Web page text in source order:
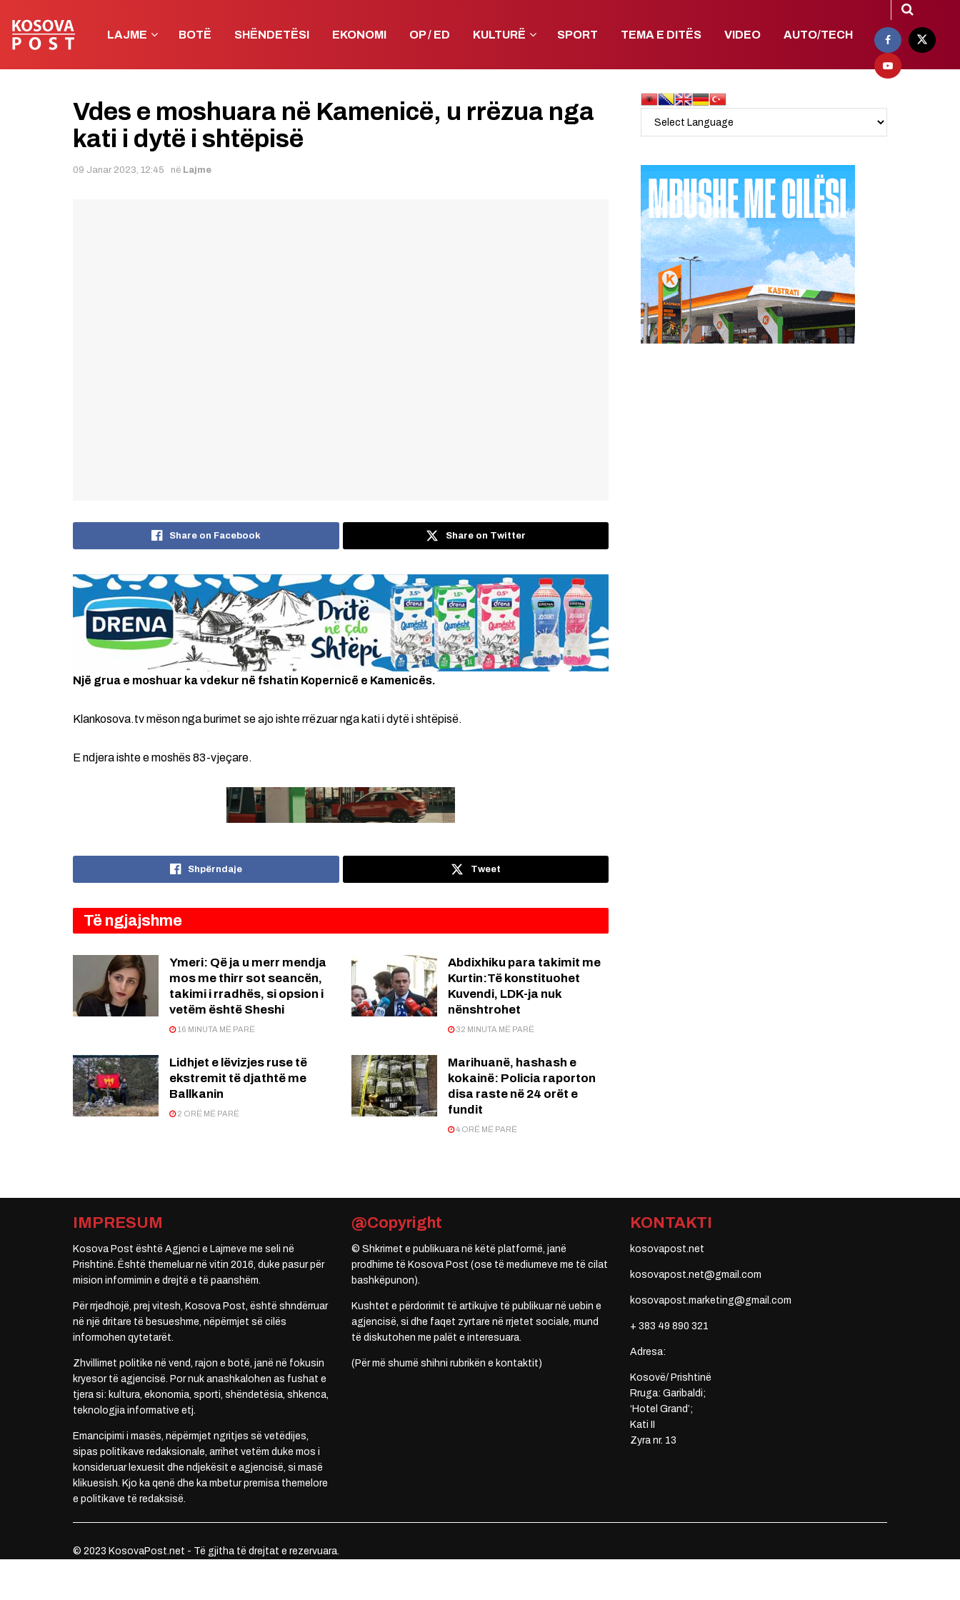
LAJME BOTË SHËNDETËSI EKONOMI OP / ED KULTURË SPORT TEMA E DITËS VIDEO AUTO/TECH
Vdes e moshuara në Kamenicë, u rrëzua nga
kati i dytë i shtëpisë
09 Janar 2023, 12:45 në Lajme
Share on Facebook Share on Twitter
Një grua e moshuar ka vdekur në fshatin Kopernicë e Kamenicës.
Klankosova.tv mëson nga burimet se ajo ishte rrëzuar nga kati i dytë i shtëpisë.
E ndjera ishte e moshës 83-vjeçare.
Shpërndaje Tweet
Të ngjajshme
Ymeri: Që ja u merr mendja
mos me thirr sot seancën,
takimi i rradhës, si opsion i
vetëm është Sheshi
16 MINUTA MË PARË
Abdixhiku para takimit me
Kurtin:Të konstituohet
Kuvendi, LDK-ja nuk
nënshtrohet
32 MINUTA MË PARË
Lidhjet e lëvizjes ruse të
ekstremit të djathtë me
Ballkanin
2 ORË MË PARË
Marihuanë, hashash e
kokainë: Policia raporton
disa raste në 24 orët e
fundit
4 ORË MË PARË
IMPRESUM
Kosova Post është Agjenci e Lajmeve me seli në
Prishtinë. Është themeluar në vitin 2016, duke pasur për
mision informimin e drejtë e të paanshëm.
Për rrjedhojë, prej vitesh, Kosova Post, është shndërruar
në një dritare të besueshme, nëpërmjet së cilës
informohen qytetarët.
Zhvillimet politike në vend, rajon e botë, janë në fokusin
kryesor të agjencisë. Por nuk anashkalohen as fushat e
tjera si: kultura, ekonomia, sporti, shëndetësia, shkenca,
teknologjia informative etj.
Emancipimi i masës, nëpërmjet ngritjes së vetëdijes,
sipas politikave redaksionale, arrihet vetëm duke mos i
konsideruar lexuesit dhe ndjekësit e agjencisë, si masë
klikuesish. Kjo ka qenë dhe ka mbetur premisa themelore
e politikave të redaksisë.
@Copyright
© Shkrimet e publikuara në këtë platformë, janë
prodhime të Kosova Post (ose të mediumeve me të cilat
bashkëpunon).
Kushtet e përdorimit të artikujve të publikuar në uebin e
agjencisë, si dhe faqet zyrtare në rrjetet sociale, mund
të diskutohen me palët e interesuara.
(Për më shumë shihni rubrikën e kontaktit)
KONTAKTI
kosovapost.net
kosovapost.net@gmail.com
kosovapost.marketing@gmail.com
+ 383 49 890 321
Adresa:
Kosovë/ Prishtinë
Rruga: Garibaldi;
‘Hotel Grand’;
Kati II
Zyra nr. 13
© 2023 KosovaPost.net - Të gjitha të drejtat e rezervuara.